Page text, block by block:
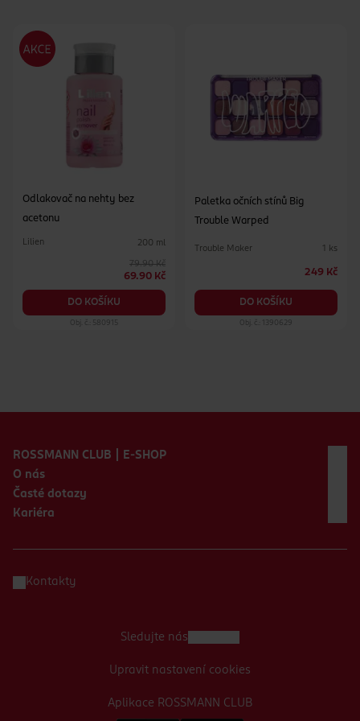
Odlakovač na nehty bez
acetonu
Lilien 200 ml
79.90 Kč
69.90 Kč
DO KOŠÍKU
Obj. č.: 580915
Paletka očních stínů Big
Trouble Warped
Trouble Maker 1 ks
249 Kč
DO KOŠÍKU
Obj. č.: 1390629
ROSSMANN CLUB | E-SHOP
O nás
Časté dotazy
Kariéra
Kontakty
Aplikace ROSSMANN CLUB
Sledujte nás
Upravit nastavení cookies